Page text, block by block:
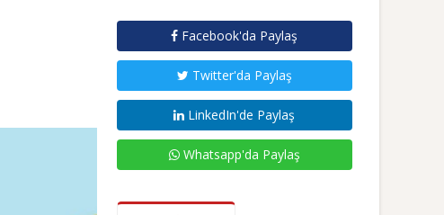
Facebook'da Paylaş
Twitter'da Paylaş
LinkedIn'de Paylaş
Whatsapp'da Paylaş